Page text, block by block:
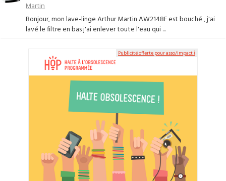
Martin
Bonjour, mon lave-linge Arthur Martin AW2148F est bouché , j'ai
lavé le filtre en bas j'ai enlever toute l'eau qui ...
Publicité offerte pour asso/impact ℹ